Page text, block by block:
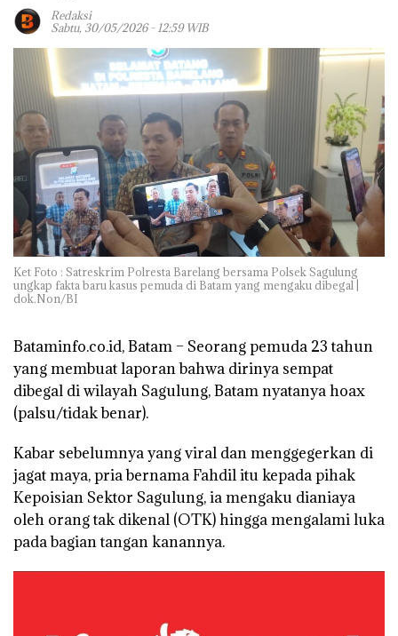
Redaksi
Sabtu, 30/05/2026 - 12:59 WIB
Ket Foto : Satreskrim Polresta Barelang bersama Polsek Sagulung
ungkap fakta baru kasus pemuda di Batam yang mengaku dibegal |
dok.Non/BI
Bataminfo.co.id, Batam – Seorang pemuda 23 tahun
yang membuat laporan bahwa dirinya sempat
dibegal di wilayah Sagulung, Batam nyatanya hoax
(palsu/tidak benar).
Kabar sebelumnya yang viral dan menggegerkan di
jagat maya, pria bernama Fahdil itu kepada pihak
Kepoisian Sektor Sagulung, ia mengaku dianiaya
oleh orang tak dikenal (OTK) hingga mengalami luka
pada bagian tangan kanannya.